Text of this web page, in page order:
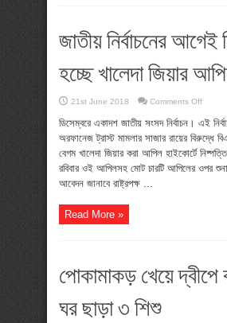
জাতীয় নির্বাচনের আগেই
হচ্ছে খালেদা জিয়ার
21st June 2018 Comments Offon
নির্বাচনের
আগেই
নিষ্পত্তি
হচ্ছে
খালেদা
জিয়ার
ডিসেম্বরে একাদশ জাতীয় সংসদ নির্বাচন। এই
অরফানেজ ট্রাস্ট মামলার সাজার রায়ের বিরুদ্ধে
বেগম খালেদা জিয়ার করা আপিল হাইকোর্টে
রবিবার ওই আপিলসহ মোট চারটি আপিলের ওপর
আবেদন জানাবে রাষ্ট্রপক্ষ ...
Read More »
পোকামাকড় খেয়ে
ঘর ছাড়া ৩ শিশু